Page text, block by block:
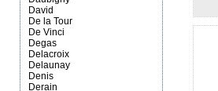
David
De la Tour
De Vinci
Degas
Delacroix
Delaunay
Denis
Derain